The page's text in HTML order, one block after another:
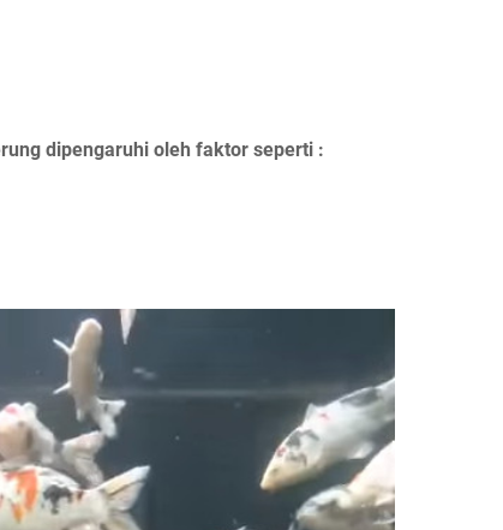
dipengaruhi oleh faktor seperti :